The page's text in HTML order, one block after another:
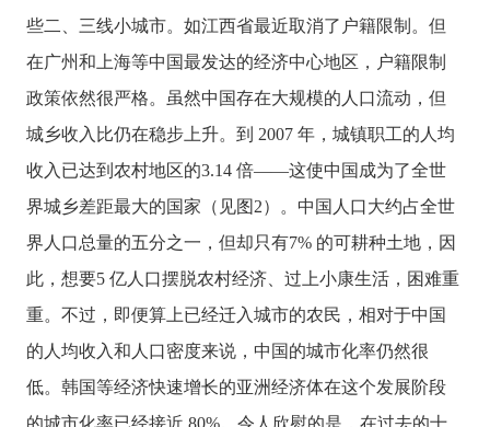
些二、三线小城市。如江西省最近取消了户籍限制。但
在广州和上海等中国最发达的经济中心地区，户籍限制
政策依然很严格。虽然中国存在大规模的人口流动，但
城乡收入比仍在稳步上升。到 2007 年，城镇职工的人均
收入已达到农村地区的3.14 倍——这使中国成为了全世
界城乡差距最大的国家（见图2）。中国人口大约占全世
界人口总量的五分之一，但却只有7% 的可耕种土地，因
此，想要5 亿人口摆脱农村经济、过上小康生活，困难重
重。不过，即便算上已经迁入城市的农民，相对于中国
的人均收入和人口密度来说，中国的城市化率仍然很
低。韩国等经济快速增长的亚洲经济体在这个发展阶段
的城市化率已经接近 80%。令人欣慰的是，在过去的十